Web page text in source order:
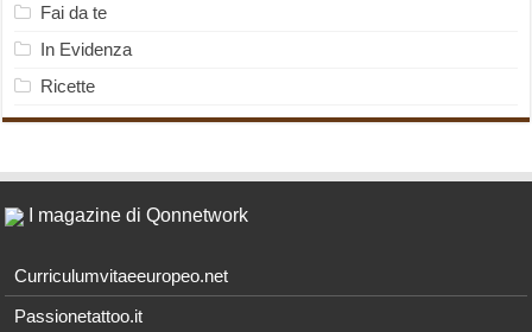
Fai da te
In Evidenza
Ricette
I magazine di Qonnetwork
Curriculumvitaeeuropeo.net
Passionetattoo.it